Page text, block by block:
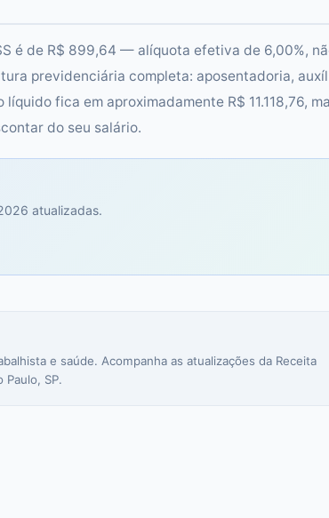
é de R$ 899,64 — alíquota efetiva de 6,00%,
previdenciária completa: aposentadoria,
fica em aproximadamente R$ 11.118,76,
do seu salário.
atualizadas.
e saúde. Acompanha as atualizações da Receita
Paulo, SP.